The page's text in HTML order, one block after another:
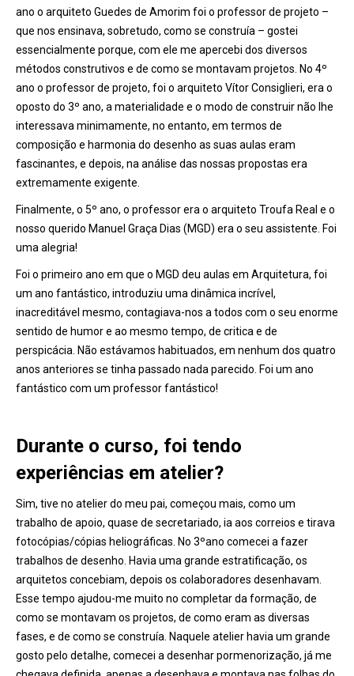
ano o arquiteto Guedes de Amorim foi o professor de projeto –
que nos ensinava, sobretudo, como se construía – gostei
essencialmente porque, com ele me apercebi dos diversos
métodos construtivos e de como se montavam projetos. No 4º
ano o professor de projeto, foi o arquiteto Vítor Consiglieri, era o
oposto do 3º ano, a materialidade e o modo de construir não lhe
interessava minimamente, no entanto, em termos de
composição e harmonia do desenho as suas aulas eram
fascinantes, e depois, na análise das nossas propostas era
extremamente exigente.
Finalmente, o 5º ano, o professor era o arquiteto Troufa Real e o
nosso querido Manuel Graça Dias (MGD) era o seu assistente. Foi
uma alegria!
Foi o primeiro ano em que o MGD deu aulas em Arquitetura, foi
um ano fantástico, introduziu uma dinâmica incrível,
inacreditável mesmo, contagiava-nos a todos com o seu enorme
sentido de humor e ao mesmo tempo, de critica e de
perspicácia. Não estávamos habituados, em nenhum dos quatro
anos anteriores se tinha passado nada parecido. Foi um ano
fantástico com um professor fantástico!
Durante o curso, foi tendo
experiências em atelier?
Sim, tive no atelier do meu pai, começou mais, como um
trabalho de apoio, quase de secretariado, ia aos correios e tirava
fotocópias/cópias heliográficas. No 3ºano comecei a fazer
trabalhos de desenho. Havia uma grande estratificação, os
arquitetos concebiam, depois os colaboradores desenhavam.
Esse tempo ajudou-me muito no completar da formação, de
como se montavam os projetos, de como eram as diversas
fases, e de como se construía. Naquele atelier havia um grande
gosto pelo detalhe, comecei a desenhar pormenorização, já me